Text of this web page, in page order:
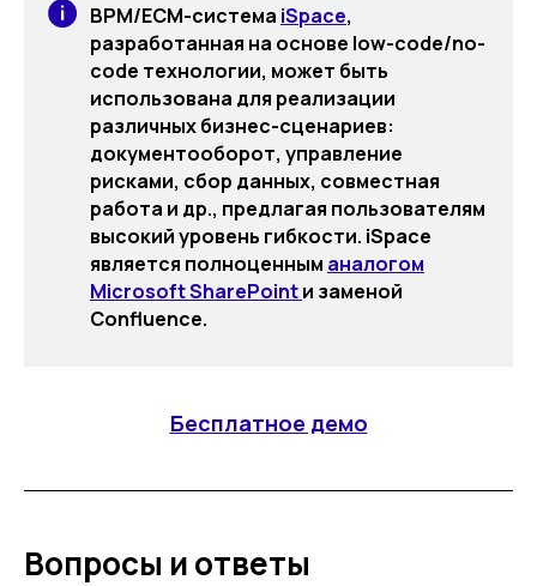
BPM/ECM-система iSpace,
разработанная на основе low-code/no-
code технологии, может быть
использована для реализации
различных бизнес-сценариев:
документооборот, управление
рисками, сбор данных, совместная
работа и др., предлагая пользователям
высокий уровень гибкости. iSpace
является полноценным аналогом
Microsoft SharePointи заменой
Confluence.
Бесплатное демо
Вопросы и ответы